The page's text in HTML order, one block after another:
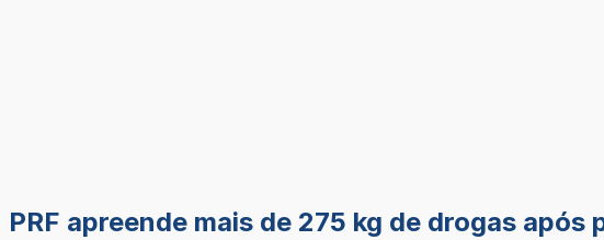
PRF apreende mais de 275 kg de drogas após